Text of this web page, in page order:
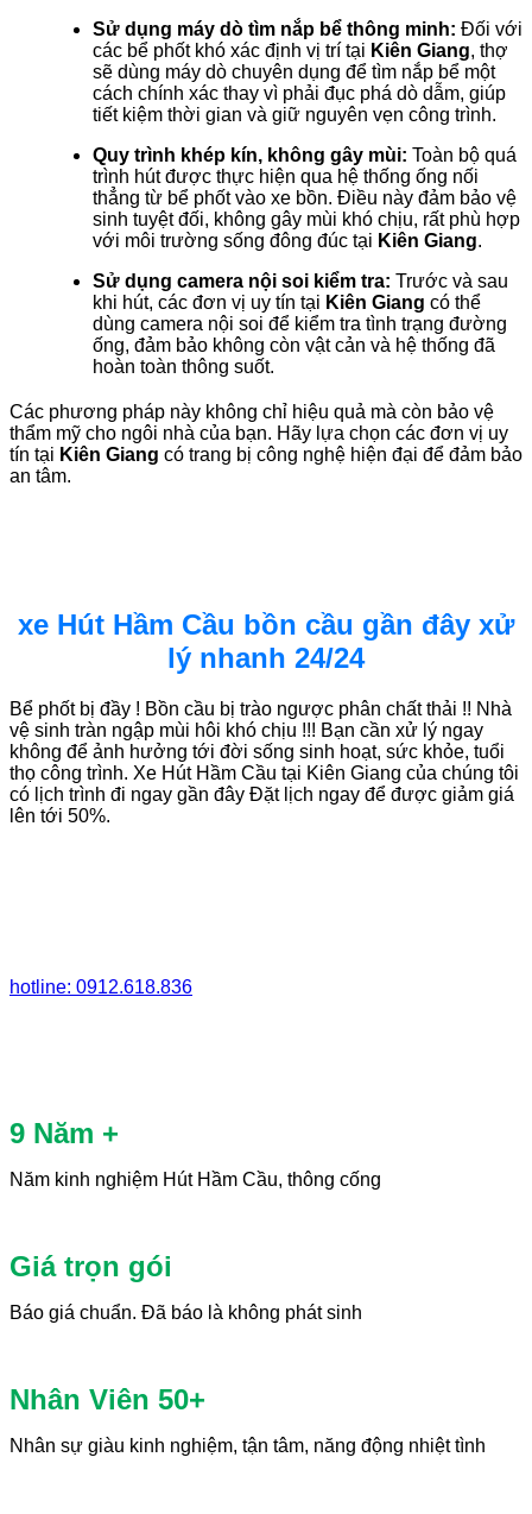
Sử dụng máy dò tìm nắp bể thông minh: Đối với
các bể phốt khó xác định vị trí tại Kiên Giang, thợ
sẽ dùng máy dò chuyên dụng để tìm nắp bể một
cách chính xác thay vì phải đục phá dò dẫm, giúp
tiết kiệm thời gian và giữ nguyên vẹn công trình.
Quy trình khép kín, không gây mùi: Toàn bộ quá
trình hút được thực hiện qua hệ thống ống nối
thẳng từ bể phốt vào xe bồn. Điều này đảm bảo vệ
sinh tuyệt đối, không gây mùi khó chịu, rất phù hợp
với môi trường sống đông đúc tại Kiên Giang.
Sử dụng camera nội soi kiểm tra: Trước và sau
khi hút, các đơn vị uy tín tại Kiên Giang có thể
dùng camera nội soi để kiểm tra tình trạng đường
ống, đảm bảo không còn vật cản và hệ thống đã
hoàn toàn thông suốt.
Các phương pháp này không chỉ hiệu quả mà còn bảo vệ
thẩm mỹ cho ngôi nhà của bạn. Hãy lựa chọn các đơn vị uy
tín tại Kiên Giang có trang bị công nghệ hiện đại để đảm bảo
an tâm.
xe Hút Hầm Cầu bồn cầu gần đây xử
lý nhanh 24/24
Bể phốt bị đầy ! Bồn cầu bị trào ngược phân chất thải !! Nhà
vệ sinh tràn ngập mùi hôi khó chịu !!! Bạn cần xử lý ngay
không để ảnh hưởng tới đời sống sinh hoạt, sức khỏe, tuổi
thọ công trình. Xe Hút Hầm Cầu tại Kiên Giang của chúng tôi
có lịch trình đi ngay gần đây Đặt lịch ngay để được giảm giá
lên tới 50%.
hotline: 0912.618.836
9 Năm +
Năm kinh nghiệm Hút Hầm Cầu, thông cống
Giá trọn gói
Báo giá chuẩn. Đã báo là không phát sinh
Nhân Viên 50+
Nhân sự giàu kinh nghiệm, tận tâm, năng động nhiệt tình